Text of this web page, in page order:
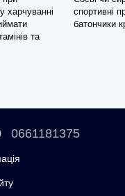
харчуванні
та
спортивні
батончики
0661181375